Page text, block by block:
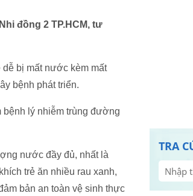
đồng 2 TP.HCM, tư
dễ bị mất nước kèm mất
bệnh phát triển.
bệnh lý nhiễm trùng đường
nước đầy đủ, nhất là
trẻ ăn nhiều rau xanh,
bản an toàn vệ sinh thực
TRA